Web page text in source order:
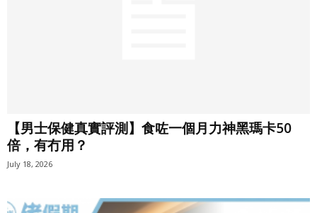
【男士保健真實評測】食咗一個月力神黑瑪卡50
倍，有冇用？
July 18, 2026